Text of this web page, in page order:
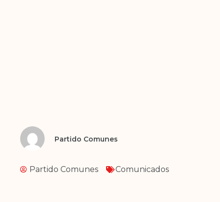
Partido Comunes
Partido Comunes Comunicados